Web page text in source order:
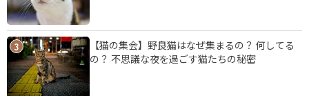
3
【猫の集会】野良猫はなぜ集まるの？ 何してる
の？ 不思議な夜を過ごす猫たちの秘密